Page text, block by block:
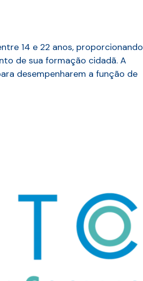
14 e 22 anos, proporcionando
de sua formação cidadã. A
desempenharem a função de